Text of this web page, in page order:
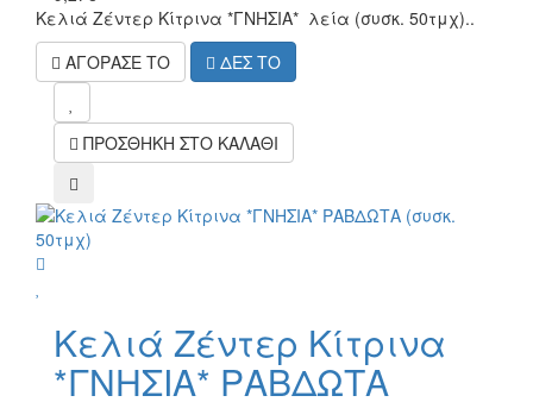
Κελιά Ζέντερ Κίτρινα *ΓΝΗΣΙΑ* λεία (συσκ. 50τμχ)..
ΑΓΟΡΑΣΕ ΤΟ
ΔΕΣ ΤΟ
ΠΡΟΣΘΗΚΗ ΣΤΟ ΚΑΛΑΘΙ
compare
Κελιά Ζέντερ Κίτρινα
*ΓΝΗΣΙΑ* ΡΑΒΔΩΤΑ